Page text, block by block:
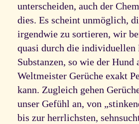
unterscheiden, auch der
dies. Es scheint unmöglich,
irgendwie zu sortieren, wir
quasi durch die individuellen
Substanzen, so wie der Hund
Weltmeister Gerüche exakt
kann. Zugleich gehen
unser Gefühl an, von
bis zur herrlichsten,